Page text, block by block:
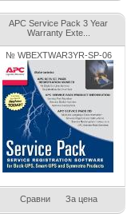
APC Service Pack 3 Year
Warranty Exte...
№ WBEXTWAR3YR-SP-06
Сравни За цена